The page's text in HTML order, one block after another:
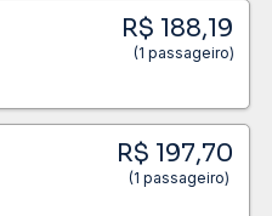
R$ 188,19
(1 passageiro)
R$ 197,70
(1 passageiro)